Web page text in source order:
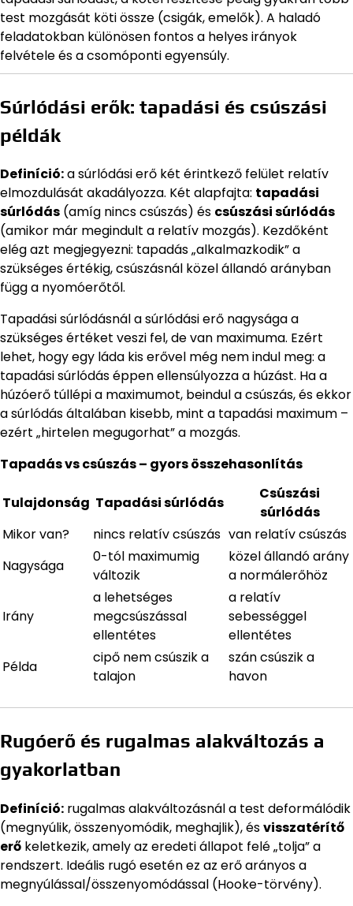
test mozgását köti össze (csigák, emelők). A haladó
feladatokban különösen fontos a helyes irányok
felvétele és a csomóponti egyensúly.
Súrlódási erők: tapadási és csúszási
példák
Definíció:a súrlódási erő két érintkező felület relatív
elmozdulását akadályozza. Két alapfajta: tapadási
súrlódás (amíg nincs csúszás) és csúszási súrlódás
(amikor már megindult a relatív mozgás). Kezdőként
elég azt megjegyezni: tapadás „alkalmazkodik” a
szükséges értékig, csúszásnál közel állandó arányban
függ a nyomóerőtől.
Tapadási súrlódásnál a súrlódási erő nagysága a
szükséges értéket veszi fel, de van maximuma. Ezért
lehet, hogy egy láda kis erővel még nem indul meg: a
tapadási súrlódás éppen ellensúlyozza a húzást. Ha a
húzóerő túllépi a maximumot, beindul a csúszás, és ekkor
a súrlódás általában kisebb, mint a tapadási maximum –
ezért „hirtelen megugorhat” a mozgás.
Tapadás vs csúszás – gyors összehasonlítás
Tulajdonság Tapadási súrlódás
Csúszási
súrlódás
Mikor van?
nincs relatív csúszás van relatív csúszás
Nagysága
0-tól maximumig
változik
közel állandó arány
a normálerőhöz
Irány
a lehetséges
megcsúszással
ellentétes
a relatív
sebességgel
ellentétes
Példa
cipő nem csúszik a
talajon
szán csúszik a
havon
Rugóerő és rugalmas alakváltozás a
gyakorlatban
Definíció: rugalmas alakváltozásnál a test deformálódik
(megnyúlik, összenyomódik, meghajlik), ésvisszatérítő
erő keletkezik, amely az eredeti állapot felé „tolja” a
rendszert. Ideális rugó esetén ez az erő arányos a
megnyúlással/összenyomódással (Hooke-törvény).